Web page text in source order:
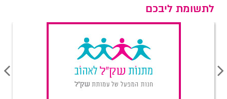
לתשומת ליבכם